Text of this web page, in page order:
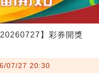
】彩券開獎
07/27 20:30